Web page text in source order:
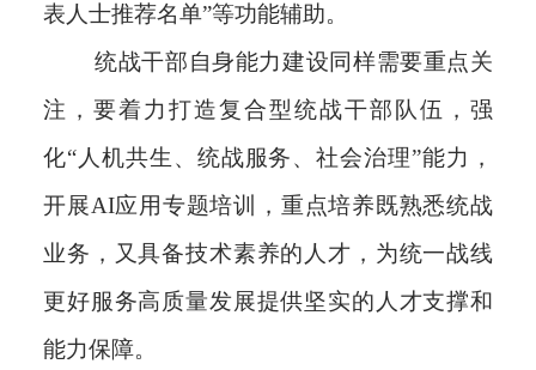
表人士推荐名单”等功能辅助。
统战干部自身能力建设同样需要重点关
注，要着力打造复合型统战干部队伍，强
化“人机共生、统战服务、社会治理”能力，
开展AI应用专题培训，重点培养既熟悉统战
业务，又具备技术素养的人才，为统一战线
更好服务高质量发展提供坚实的人才支撑和
能力保障。